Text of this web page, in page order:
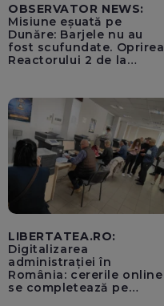
OBSERVATOR NEWS:
Misiune eșuată pe
Dunăre: Barjele nu au
fost scufundate. Oprirea
Reactorului 2 de la
LIBERTATEA.RO:
Digitalizarea
administrației în
România: cererile online
se completează pe